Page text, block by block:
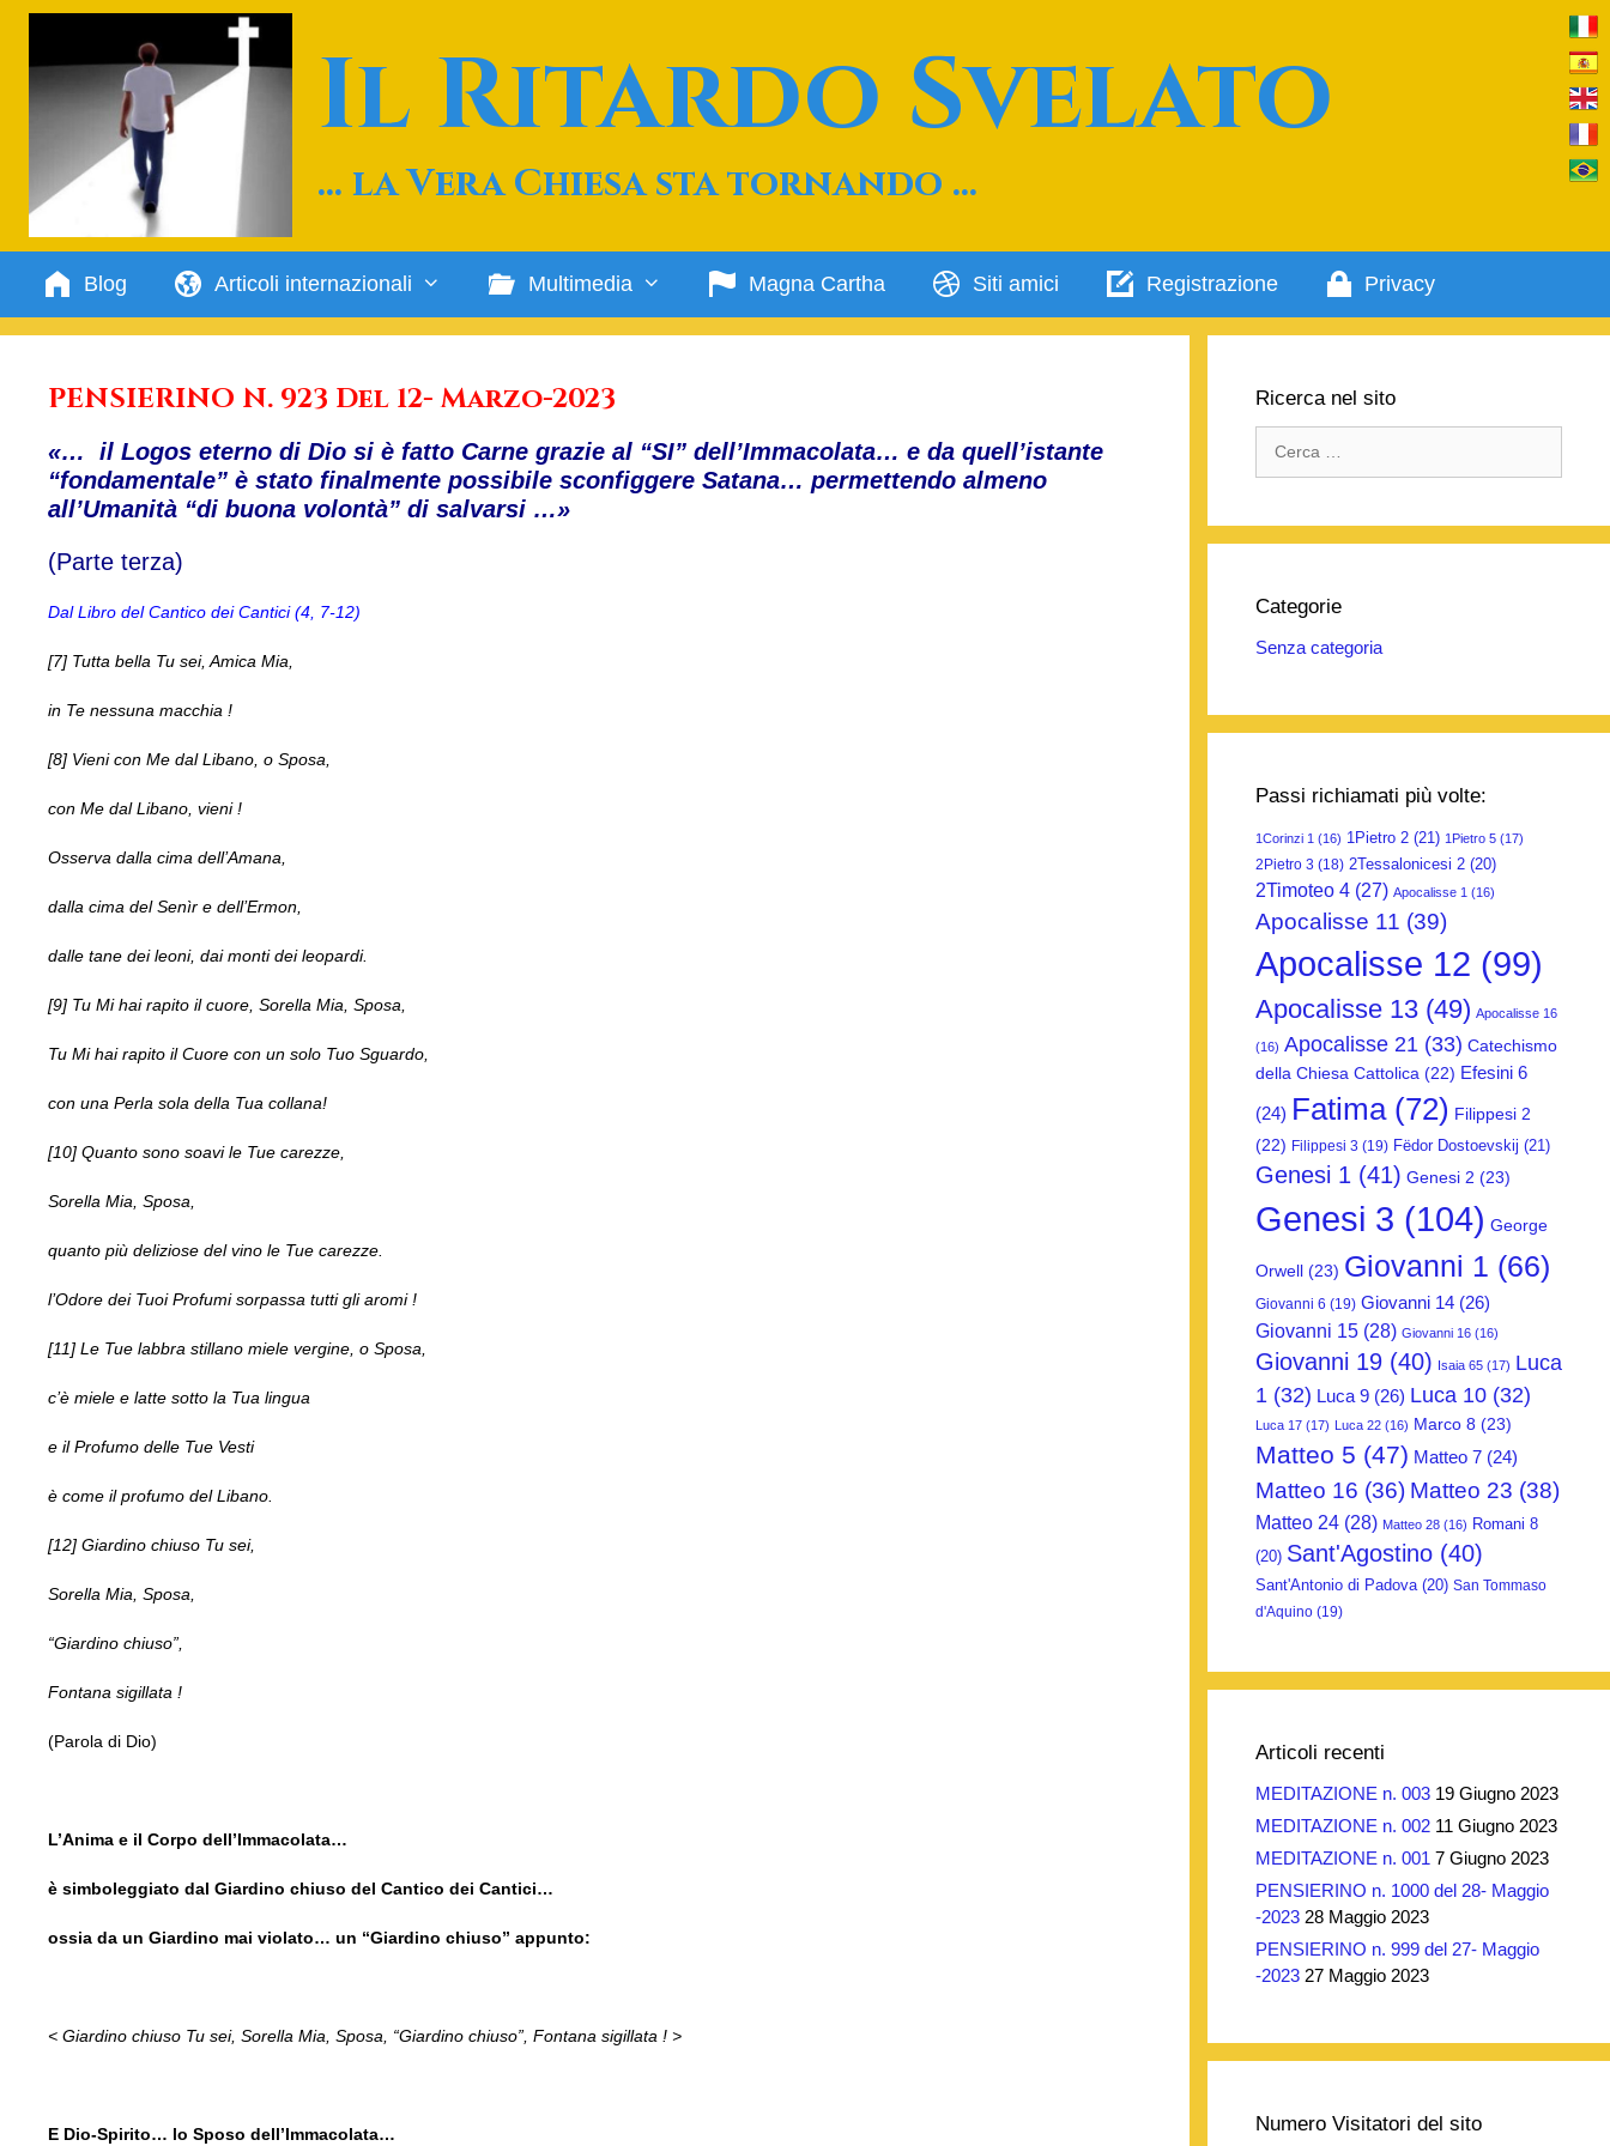
contenuto
Il Ritardo Svelato
… la Vera Chiesa sta tornando …
Blog Articoli internazionali Multimedia Magna Cartha Siti amici Registrazione Privacy
PENSIERINO N. 923 Del 12- Marzo-2023
«… il Logos eterno di Dio si è fatto Carne grazie al “SI” dell’Immacolata… e da quell’istante
“fondamentale” è stato finalmente possibile sconfiggere Satana… permettendo almeno
all’Umanità “di buona volontà” di salvarsi …»
(Parte terza)
Dal Libro del Cantico dei Cantici (4, 7-12)
[7] Tutta bella Tu sei, Amica Mia,
in Te nessuna macchia !
[8] Vieni con Me dal Libano, o Sposa,
con Me dal Libano, vieni !
Osserva dalla cima dell’Amana,
dalla cima del Senìr e dell’Ermon,
dalle tane dei leoni, dai monti dei leopardi.
[9] Tu Mi hai rapito il cuore, Sorella Mia, Sposa,
Tu Mi hai rapito il Cuore con un solo Tuo Sguardo,
con una Perla sola della Tua collana!
[10] Quanto sono soavi le Tue carezze,
Sorella Mia, Sposa,
quanto più deliziose del vino le Tue carezze.
l’Odore dei Tuoi Profumi sorpassa tutti gli aromi !
[11] Le Tue labbra stillano miele vergine, o Sposa,
c’è miele e latte sotto la Tua lingua
e il Profumo delle Tue Vesti
è come il profumo del Libano.
[12] Giardino chiuso Tu sei,
Sorella Mia, Sposa,
“Giardino chiuso”,
Fontana sigillata !
(Parola di Dio)
L’Anima e il Corpo dell’Immacolata…
è simboleggiato dal Giardino chiuso del Cantico dei Cantici…
ossia da un Giardino mai violato… un “Giardino chiuso” appunto:
< Giardino chiuso Tu sei, Sorella Mia, Sposa, “Giardino chiuso”, Fontana sigillata ! >
E Dio-Spirito… lo Sposo dell’Immacolata…
Ricerca nel sito
per:
Categorie
Senza categoria
Passi richiamati più volte:
1Corinzi 1 (16) 1Pietro 2 (21) 1Pietro 5 (17)
2Pietro 3 (18) 2Tessalonicesi 2 (20)
2Timoteo 4 (27) Apocalisse 1 (16)
Apocalisse 11 (39)
Apocalisse 12 (99)
Apocalisse 13 (49) Apocalisse 16
(16) Apocalisse 21 (33) Catechismo
della Chiesa Cattolica (22) Efesini 6
(24) Fatima (72) Filippesi 2
(22) Filippesi 3 (19) Fëdor Dostoevskij (21)
Genesi 1 (41) Genesi 2 (23)
Genesi 3 (104) George
Orwell (23) Giovanni 1 (66)
Giovanni 6 (19) Giovanni 14 (26)
Giovanni 15 (28) Giovanni 16 (16)
Giovanni 19 (40) Isaia 65 (17) Luca
1 (32) Luca 9 (26) Luca 10 (32)
Luca 17 (17) Luca 22 (16) Marco 8 (23)
Matteo 5 (47) Matteo 7 (24)
Matteo 16 (36) Matteo 23 (38)
Matteo 24 (28) Matteo 28 (16) Romani 8
(20) Sant'Agostino (40)
Sant'Antonio di Padova (20) San Tommaso
d'Aquino (19)
Articoli recenti
MEDITAZIONE n. 003 19 Giugno 2023
MEDITAZIONE n. 002 11 Giugno 2023
MEDITAZIONE n. 001 7 Giugno 2023
PENSIERINO n. 1000 del 28- Maggio
-2023 28 Maggio 2023
PENSIERINO n. 999 del 27- Maggio
-2023 27 Maggio 2023
Numero Visitatori del sito